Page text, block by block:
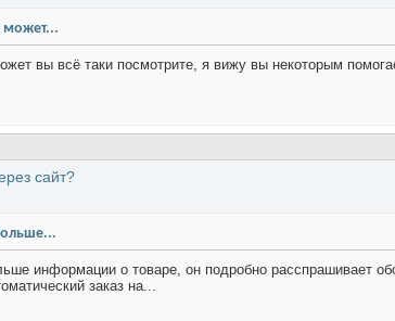
может...
вы всё таки посмотрите, я вижу вы некоторым
сайт?
информации о товаре, он подробно расспрашивает
заказ на...